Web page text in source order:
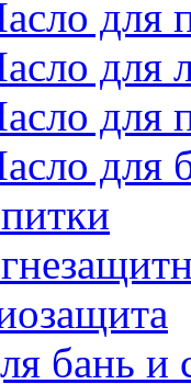
для
для
для
для
бань и